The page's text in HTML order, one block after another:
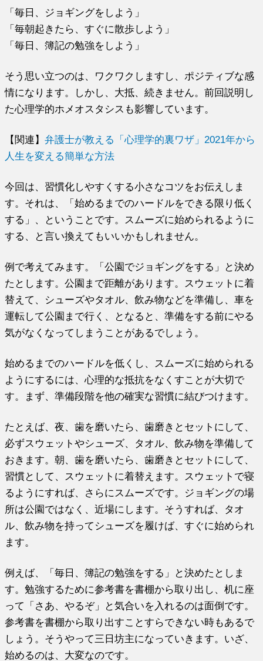
「毎日、ジョギングをしよう」
「毎朝起きたら、すぐに散歩しよう」
「毎日、簿記の勉強をしよう」
そう思い立つのは、ワクワクしますし、ポジティブな感
情になります。しかし、大抵、続きません。前回説明し
た心理学的ホメオスタシスも影響しています。
【関連】弁護士が教える「心理学的裏ワザ」2021年から
人生を変える簡単な方法
今回は、習慣化しやすくする小さなコツをお伝えしま
す。それは、「始めるまでのハードルをできる限り低く
する」、ということです。スムーズに始められるように
する、と言い換えてもいいかもしれません。
例で考えてみます。「公園でジョギングをする」と決め
たとします。公園まで距離があります。スウェットに着
替えて、シューズやタオル、飲み物などを準備し、車を
運転して公園まで行く、となると、準備をする前にやる
気がなくなってしまうことがあるでしょう。
始めるまでのハードルを低くし、スムーズに始められる
ようにするには、心理的な抵抗をなくすことが大切で
す。まず、準備段階を他の確実な習慣に結びつけます。
たとえば、夜、歯を磨いたら、歯磨きとセットにして、
必ずスウェットやシューズ、タオル、飲み物を準備して
おきます。朝、歯を磨いたら、歯磨きとセットにして、
習慣として、スウェットに着替えます。スウェットで寝
るようにすれば、さらにスムーズです。ジョギングの場
所は公園ではなく、近場にします。そうすれば、タオ
ル、飲み物を持ってシューズを履けば、すぐに始められ
ます。
例えば、「毎日、簿記の勉強をする」と決めたとしま
す。勉強するために参考書を書棚から取り出し、机に座
って「さあ、やるぞ」と気合いを入れるのは面倒です。
参考書を書棚から取り出すことすらできない時もあるで
しょう。そうやって三日坊主になっていきます。いざ、
始めるのは、大変なのです。